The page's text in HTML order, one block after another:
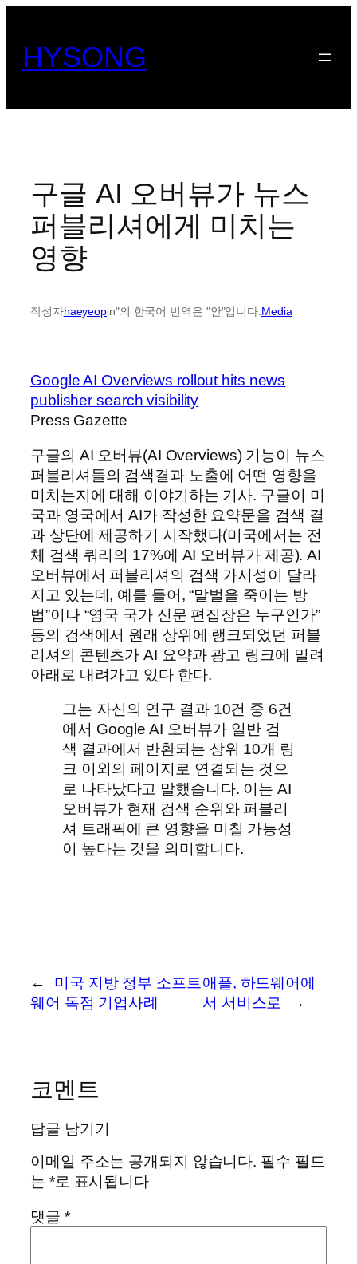
HYSONG
구글 AI 오버뷰가 뉴스
퍼블리셔에게 미치는
영향
작성자haeyeopin"의 한국어 번역은 "안"입니다.Media
Google AI Overviews rollout hits news
publisher search visibility
Press Gazette
구글의 AI 오버뷰(AI Overviews) 기능이 뉴스
퍼블리셔들의 검색결과 노출에 어떤 영향을
미치는지에 대해 이야기하는 기사. 구글이 미
국과 영국에서 AI가 작성한 요약문을 검색 결
과 상단에 제공하기 시작했다(미국에서는 전
체 검색 쿼리의 17%에 AI 오버뷰가 제공). AI
오버뷰에서 퍼블리셔의 검색 가시성이 달라
지고 있는데, 예를 들어, “말벌을 죽이는 방
법”이나 “영국 국가 신문 편집장은 누구인가”
등의 검색에서 원래 상위에 랭크되었던 퍼블
리셔의 콘텐츠가 AI 요약과 광고 링크에 밀려
아래로 내려가고 있다 한다.
그는 자신의 연구 결과 10건 중 6건
에서 Google AI 오버뷰가 일반 검
색 결과에서 반환되는 상위 10개 링
크 이외의 페이지로 연결되는 것으
로 나타났다고 말했습니다. 이는 AI
오버뷰가 현재 검색 순위와 퍼블리
셔 트래픽에 큰 영향을 미칠 가능성
이 높다는 것을 의미합니다.
←
미국 지방 정부 소프트
웨어 독점 기업사례
애플, 하드웨어에
서 서비스로
→
코멘트
답글 남기기
이메일 주소는 공개되지 않습니다. 필수 필드
는 *로 표시됩니다
댓글 *